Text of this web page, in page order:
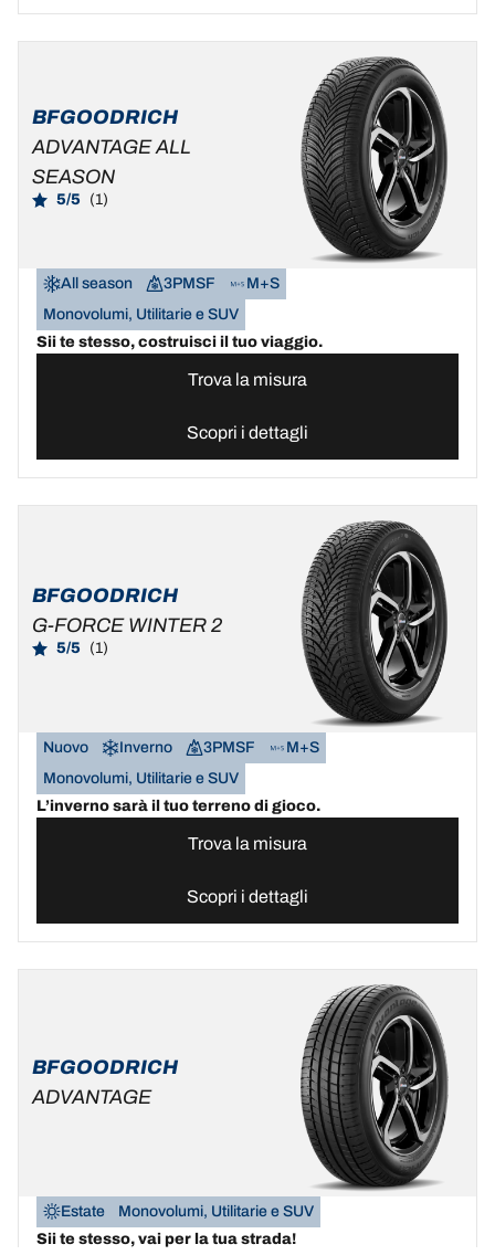
BFGOODRICH
ADVANTAGE ALL
SEASON
5/5 (1)
All season 3PMSF
M+S
Monovolumi, Utilitarie e SUV
Sii te stesso, costruisci il tuo viaggio.
Trova la misura
Scopri i dettagli
BFGOODRICH
G-FORCE WINTER 2
5/5 (1)
Nuovo Inverno 3PMSF
M+S
Monovolumi, Utilitarie e SUV
L’inverno sarà il tuo terreno di gioco.
Trova la misura
Scopri i dettagli
BFGOODRICH
ADVANTAGE
Estate
Monovolumi, Utilitarie e SUV
Sii te stesso, vai per la tua strada!